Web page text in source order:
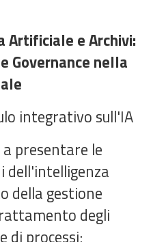
e Archivi:
Governance nella
integrativo sull'IA
presentare le
dell'intelligenza
della gestione
degli